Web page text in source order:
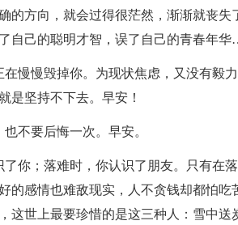
的方向，就会过得很茫然，渐渐就丧
自己的聪明才智，误了自己的青春年
在慢慢毁掉你。为现状焦虑，又没有毅
是坚持不下去。早安！
不要后悔一次。早安。
你；落难时，你认识了朋友。只有在
的感情也难敌现实，人不贪钱却都怕
这世上最要珍惜的是这三种人：雪中